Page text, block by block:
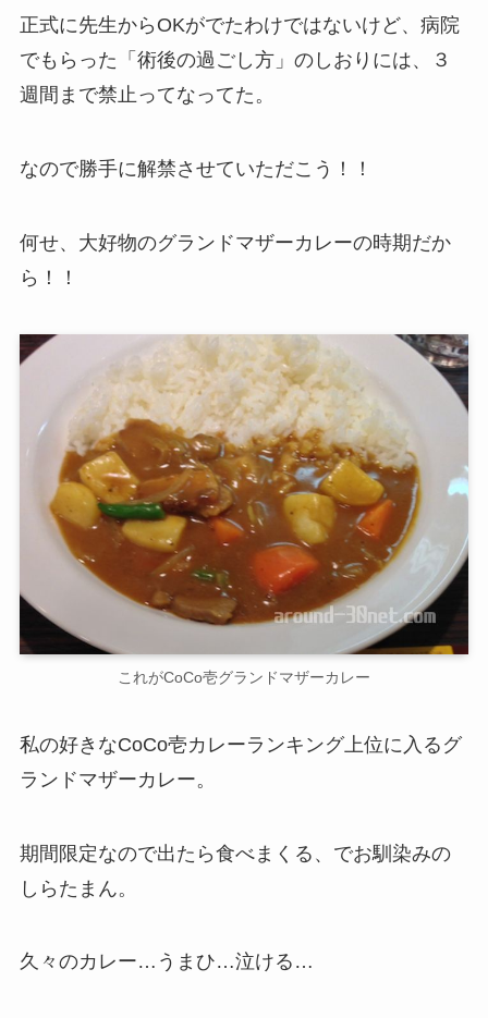
正式に先生からOKがでたわけではないけど、病院
でもらった「術後の過ごし方」のしおりには、３
週間まで禁止ってなってた。
なので勝手に解禁させていただこう！！
何せ、大好物のグランドマザーカレーの時期だか
ら！！
これがCoCo壱グランドマザーカレー
私の好きなCoCo壱カレーランキング上位に入るグ
ランドマザーカレー。
期間限定なので出たら食べまくる、でお馴染みの
しらたまん。
久々のカレー…うまひ…泣ける…